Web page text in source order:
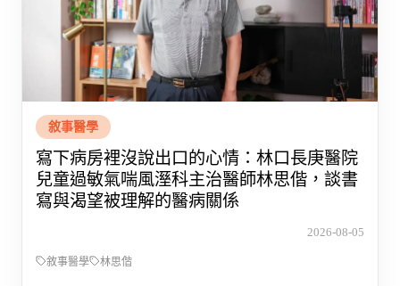
敘事醫學
寫下病房裡沒說出口的心情：林口長庚醫院
兒童過敏氣喘風溼科主治醫師林思偕，談書
寫與渴望被理解的醫病關係
2026-08-05
敘事醫學 林思偕